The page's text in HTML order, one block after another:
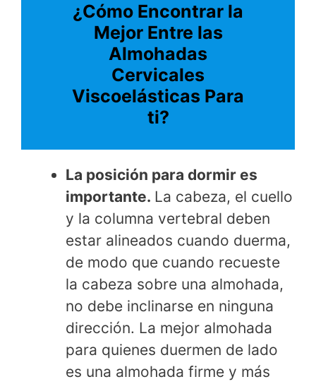
¿Cómo Encontrar la
Mejor Entre las
Almohadas
Cervicales
Viscoelásticas Para
ti?
La posición para dormir es
importante. La cabeza, el cuello
y la columna vertebral deben
estar alineados cuando duerma,
de modo que cuando recueste
la cabeza sobre una almohada,
no debe inclinarse en ninguna
dirección. La mejor almohada
para quienes duermen de lado
es una almohada firme y más